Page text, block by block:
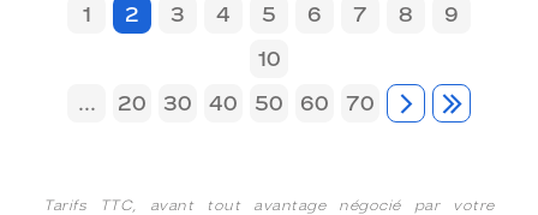
1 2 3 4 5 6 7 8
9
10
...
20 30 40 50 60 70
Tarifs TTC, avant tout avantage négocié par votre